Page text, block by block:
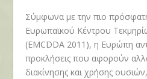
Σύμφωνα με την πιο
Ευρωπαϊκού Κέντρου
(EMCDDA 2011), η Ευρώπη
προκλήσεις που αφορούν
διακίνησης και χρήσης